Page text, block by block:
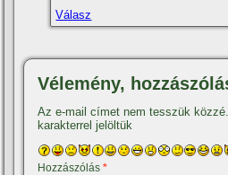
Válasz
Vélemény,
Az e-mail címet nem tesszük közzé.
karakterrel jelöltük
Hozzászólás*